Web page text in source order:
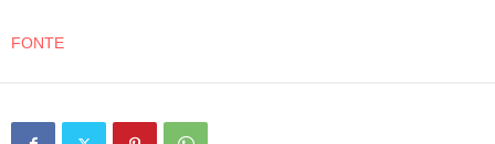
FONTE